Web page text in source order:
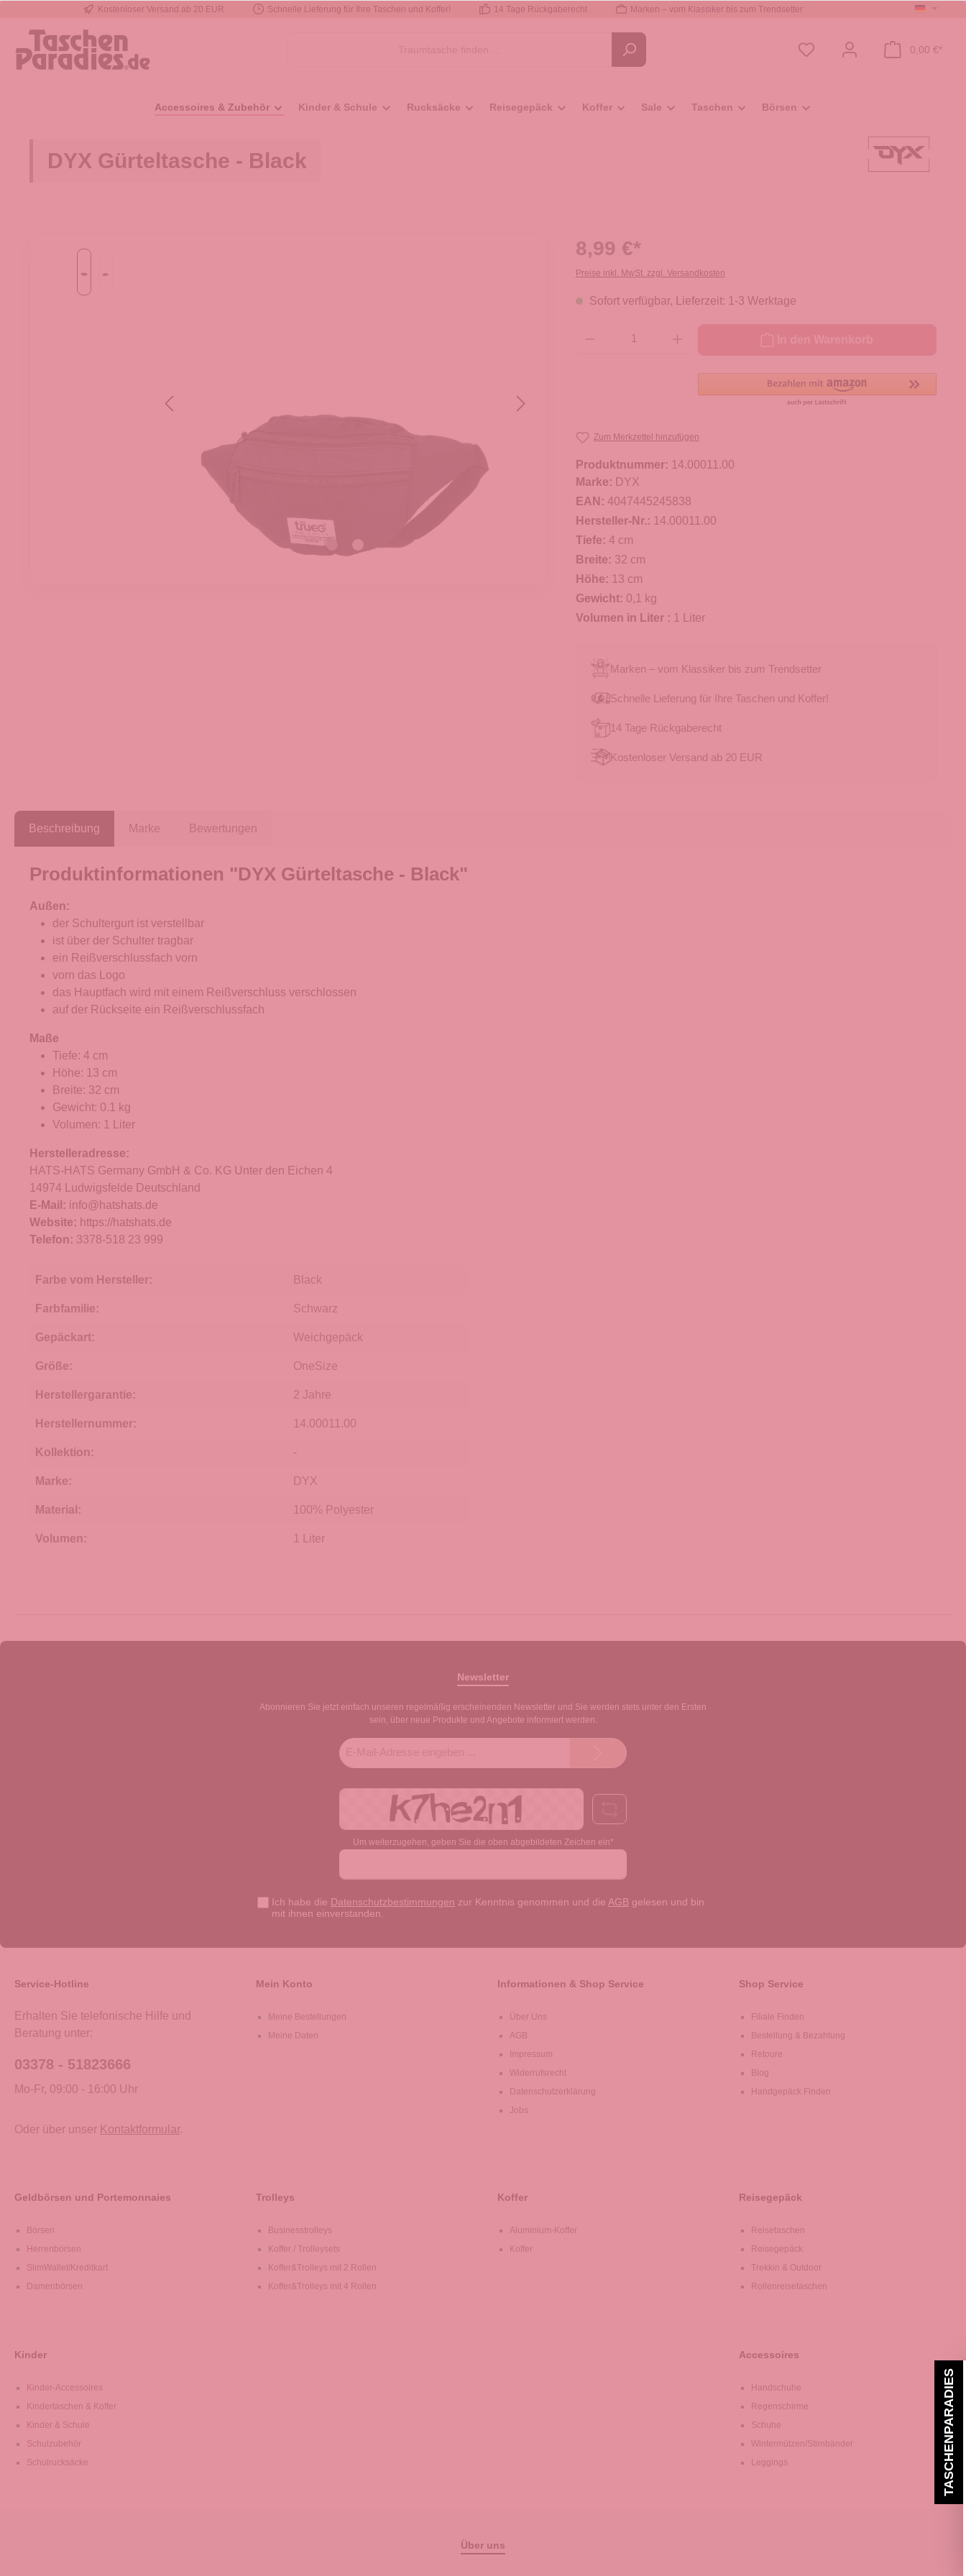
Zur Hauptnavigation springen
Kostenloser Versand ab 20 EUR Schnelle Lieferung für Ihre Taschen und Koffer! 14 Tage Rückgaberecht Marken – vom Klassiker bis zum Trendsetter
0,00 €*
Accessoires & Zubehör Kinder & Schule Rucksäcke Reisegepäck Koffer Sale Taschen Börsen
DYX Gürteltasche - Black
8,99 €*
Preise inkl. MwSt. zzgl. Versandkosten
Sofort verfügbar, Lieferzeit: 1-3 Werktage
Zum Merkzettel hinzufügen
Produktnummer: 14.00011.00
Marke: DYX
EAN: 4047445245838
Hersteller-Nr.: 14.00011.00
Tiefe: 4 cm
Breite: 32 cm
Höhe: 13 cm
Gewicht: 0,1 kg
Volumen in Liter : 1 Liter
Marken – vom Klassiker bis zum Trendsetter
Schnelle Lieferung für Ihre Taschen und Koffer!
14 Tage Rückgaberecht
Kostenloser Versand ab 20 EUR
Beschreibung Marke Bewertungen
Produktinformationen "DYX Gürteltasche - Black"
Außen:
der Schultergurt ist verstellbar
ist über der Schulter tragbar
ein Reißverschlussfach vorn
vorn das Logo
das Hauptfach wird mit einem Reißverschluss verschlossen
auf der Rückseite ein Reißverschlussfach
Maße
Tiefe: 4 cm
Höhe: 13 cm
Breite: 32 cm
Gewicht: 0.1 kg
Volumen: 1 Liter
Herstelleradresse:
HATS-HATS Germany GmbH & Co. KG Unter den Eichen 4
14974 Ludwigsfelde Deutschland
E-Mail: info@hatshats.de
Website: https://hatshats.de
Telefon: 3378-518 23 999
Farbe vom Hersteller: Black
Farbfamilie: Schwarz
Gepäckart: Weichgepäck
Größe: OneSize
Herstellergarantie: 2 Jahre
Herstellernummer: 14.00011.00
Kollektion: -
Marke: DYX
Material: 100% Polyester
Volumen: 1 Liter
Newsletter
Abonnieren Sie jetzt einfach unseren regelmäßig erscheinenden Newsletter und Sie werden stets unter den Ersten
sein, über neue Produkte und Angebote informiert werden.
Adresse*
Um weiterzugehen, geben Sie die oben abgebildeten Zeichen ein*
Ich habe die Datenschutzbestimmungen zur Kenntnis genommen und die AGB gelesen und bin
mit ihnen einverstanden.
Service-Hotline
Erhalten Sie telefonische Hilfe und
Beratung unter:
03378 - 51823666
Mo-Fr, 09:00 - 16:00 Uhr
Oder über unser Kontaktformular.
Mein Konto
Meine Bestellungen
Meine Daten
Informationen & Shop Service
Über Uns
AGB
Impressum
Widerrufsrecht
Datenschutzerklärung
Jobs
Shop Service
Filiale Finden
Bestellung & Bezahlung
Retoure
Blog
Handgepäck Finden
Geldbörsen und Portemonnaies
Börsen
Herrenbörsen
SlimWallet/Kreditkart
Damenbörsen
Trolleys
Businesstrolleys
Koffer / Trolleysets
Koffer&Trolleys mit 2 Rollen
Koffer&Trolleys mit 4 Rollen
Koffer
Aluminium-Koffer
Koffer
Reisegepäck
Reisetaschen
Reisegepäck
Trekkin & Outdoor
Rollenreisetaschen
Kinder
Kinder-Accessoires
Kindertaschen & Koffer
Kinder & Schule
Schulzubehör
Schulrucksäcke
Accessoires
Handschuhe
Regenschirme
Schuhe
Wintermützen/Stirnbänder
Leggings
Über uns
TASCHENPARADIES